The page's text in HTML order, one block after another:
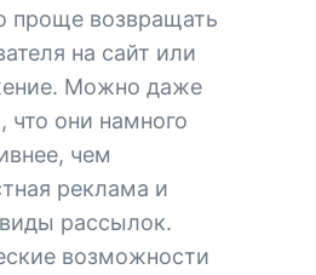
проще возвращать
на сайт или
Можно даже
что они намного
чем
реклама и
рассылок.
возможности